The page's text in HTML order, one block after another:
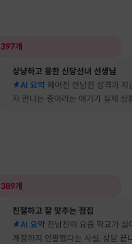
397개
상냥하고 용한 신당선녀 선생님
AI 요약 헤어진 전남친 성격과 지
자 만나는 중이라는 얘기가 실제 상
389개
친절하고 잘 맞추는 점집
AI 요약 전남친이 요즘 학교가 싫
계정까지 언팔했다는 사실, 상담 끝